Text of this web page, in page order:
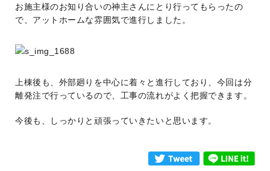
お施主様のお知り合いの神主さんにとり行ってもらったの
で、アットホームな雰囲気で進行しました。
上棟後も、外部廻りを中心に着々と進行しており、今回は分
離発注で行っているので、工事の流れがよく把握できます。
今後も、しっかりと頑張っていきたいと思います。